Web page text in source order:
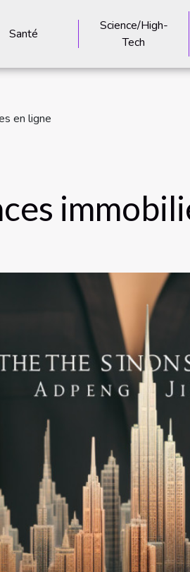
Santé
Science/High-
Tech
en ligne